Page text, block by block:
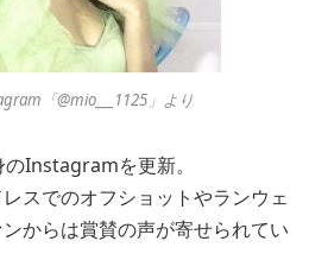
「@mio___1125」より
Instagramを更新。
スでのオフショットやランウェ
からは賞賛の声が寄せられてい